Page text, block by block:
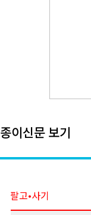
종이신문 보기
팔고•사기